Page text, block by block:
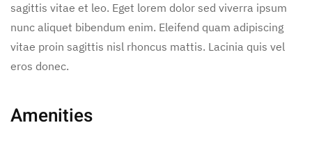
sagittis vitae et leo. Eget lorem dolor sed viverra ipsum
nunc aliquet bibendum enim. Eleifend quam adipiscing
vitae proin sagittis nisl rhoncus mattis. Lacinia quis vel
eros donec.
Amenities